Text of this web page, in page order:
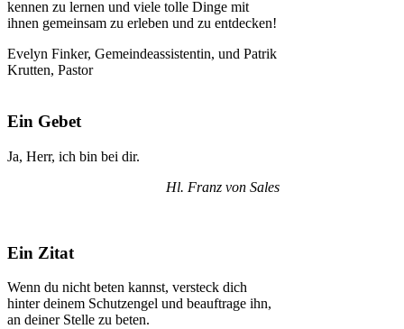
kennen zu lernen und viele tolle Dinge mit
ihnen gemeinsam zu erleben und zu entdecken!
Evelyn Finker, Gemeindeassistentin, und Patrik
Krutten, Pastor
Ein Gebet
Ja, Herr, ich bin bei dir.
Hl. Franz von Sales
Ein Zitat
Wenn du nicht beten kannst, versteck dich
hinter deinem Schutzengel und beauftrage ihn,
an deiner Stelle zu beten.